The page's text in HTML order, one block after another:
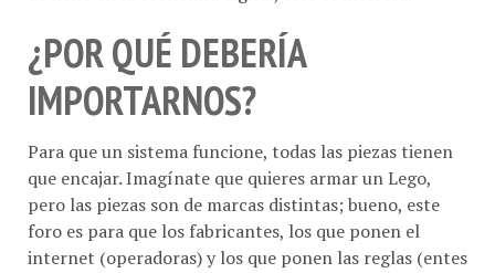
¿POR QUÉ DEBERÍA
IMPORTARNOS?
que encajar. Imagínate que quieres armar un Lego,
pero las piezas son de marcas distintas; bueno, este
foro es para que los fabricantes, los que ponen el
internet (operadoras) y los que ponen las reglas (entes
reguladores) se pongan de acuerdo.